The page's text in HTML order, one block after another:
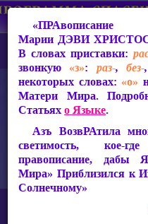
СакРАльная Поэзия
Азъ Есмь ЛЮБОВЬ! (1990-
Марии ДЭВИ
В словах приставки:
звонкую «з»: раз-,без-,
некоторых словах: «о»
Матери Мира.
Статьяхо Языке.
Азъ ВозвРАтила
светимость, кое-
правописание, дабы
Мира» Приблизился к
Солнечному»